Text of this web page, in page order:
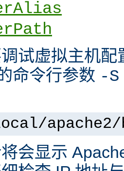
试虚拟主机配
命令行参数 -S
会显示